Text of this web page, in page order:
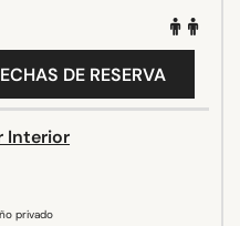
DE RESERVA
Interior
privado